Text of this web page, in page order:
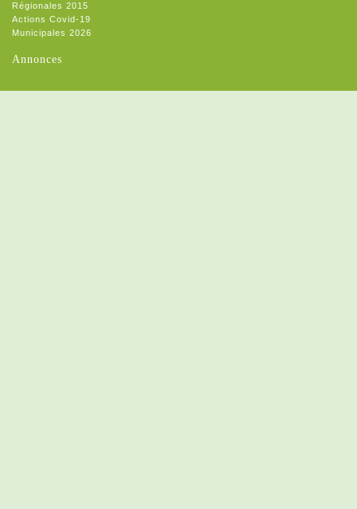
Régionales 2015
Actions Covid-19
Municipales 2026
Annonces